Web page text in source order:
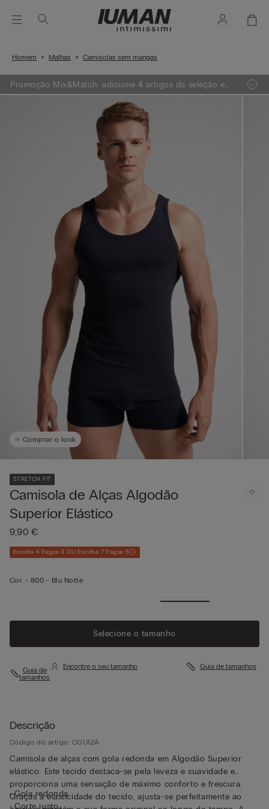
Homem Malhas Camisolas sem mangas
Promoção Mix&Match: adicione 4 artigos da seleção e
receba 1 GRÁTIS ou adicione 7 artigos e receba 2
Comprar o look
STRETCH FIT
Camisola de Alças Algodão
Superior Elástico
9,90 €
Escolha 4 Pague 3 OU Escolha 7 Pague 5
Cor: - 800 - Blu Notte
Selecione o tamanho
Guia de
tamanhos
Encontre o seu tamanho Guia de tamanhos
Descrição
Código do artigo: CGU12A
Camisola de alças com gola redonda em Algodão Superior
elástico. Este tecido destaca-se pela leveza e suavidade e
proporciona uma sensação de máximo conforto e frescura.
Graças à elasticidade do tecido, ajusta-se perfeitamente ao
• Gola redonda
• Corte justo